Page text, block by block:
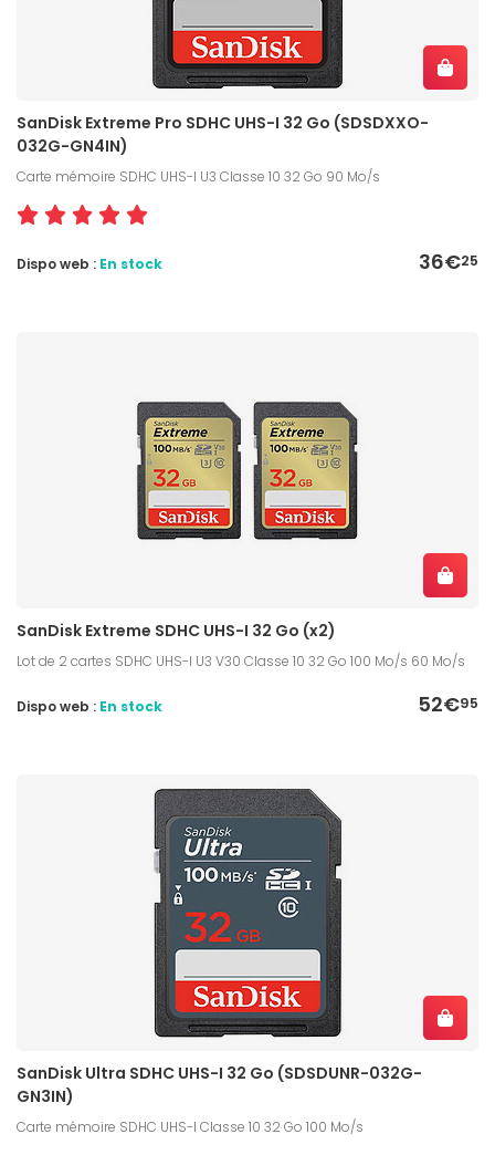
SanDisk Extreme Pro SDHC UHS-I 32 Go (SDSDXXO-
032G-GN4IN)
Carte mémoire SDHC UHS-I U3 Classe 10 32 Go 90 Mo/s
36€25
Dispo web : En stock
SanDisk Extreme SDHC UHS-I 32 Go (x2)
Lot de 2 cartes SDHC UHS-I U3 V30 Classe 10 32 Go 100 Mo/s 60 Mo/s
52€95
Dispo web : En stock
SanDisk Ultra SDHC UHS-I 32 Go (SDSDUNR-032G-
GN3IN)
Carte mémoire SDHC UHS-I Classe 10 32 Go 100 Mo/s